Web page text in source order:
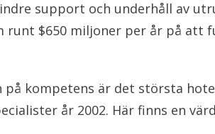
support och underhåll av
runt $650 miljoner per år på
på kompetens är det största
år 2002. Här finns en